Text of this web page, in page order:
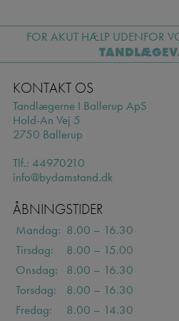
FOR AKUT HÆLP UDENFOR
KONTAKT OS
Tandlægerne I Ballerup ApS
Hold-An Vej 5
2750 Ballerup
Tlf.: 44970210
info@bydamstand.dk
ÅBNINGSTIDER
Mandag: 8.00 – 16.30
Tirsdag:
8.00 – 15.00
Onsdag:
8.00 – 16.30
Torsdag:
8.00 – 16.30
Fredag:
8.00 – 14.30